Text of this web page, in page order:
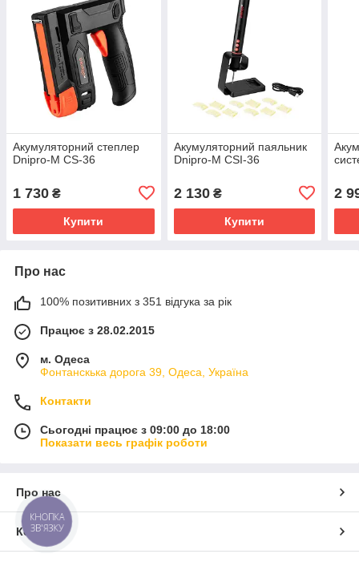
Акумуляторний степлер
Dnipro-M CS-36
1 730 ₴
Купити
Акумуляторний паяльник
Dnipro-M СSI-36
2 130₴
Купити
2
Про нас
100% позитивних з 351 відгука за рік
Працює з 28.02.2015
м. Одеса
Фонтанскька дорога 39, Одеса, Україна
Контакти
Сьогодні працює з 09:00 до 18:00
Показати весь графік роботи
Про нас
Контакти
КНОПКА
ЗВ'ЯЗКУ